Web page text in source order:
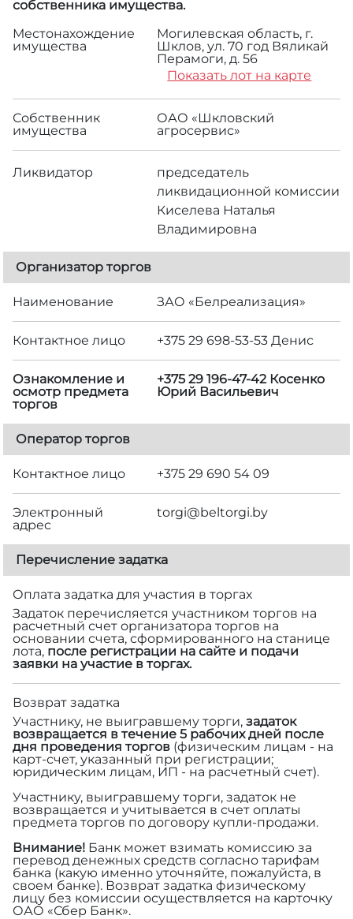
собственника имущества.
Местонахождение
имущества
Могилевская область, г.
Шклов, ул. 70 год Вяликай
Перамоги, д. 56
Показать лот на карте
Собственник
имущества
ОАО «Шкловский
агросервис»
Ликвидатор
председатель
ликвидационной комиссии
Киселева Наталья
Владимировна
Организатор торгов
Наименование ЗАО «Белреализация»
Контактное лицо +375 29 698-53-53 Денис
Ознакомление и
осмотр предмета
торгов
+375 29 196-47-42 Косенко
Юрий Васильевич
Оператор торгов
Контактное лицо +375 29 690 54 09
Электронный
адрес
torgi@beltorgi.by
Перечисление задатка
Оплата задатка для участия в торгах
Задаток перечисляется участником торгов на
расчетный счет организатора торгов на
основании счета, сформированного на станице
лота, после регистрации на сайте и подачи
заявки на участие в торгах.
Возврат задатка
Участнику, не выигравшему торги, задаток
возвращается в течение 5 рабочих дней после
дня проведения торгов (физическим лицам - на
карт-счет, указанный при регистрации;
юридическим лицам, ИП - на расчетный счет).
Участнику, выигравшему торги, задаток не
возвращается и учитывается в счет оплаты
предмета торгов по договору купли-продажи.
Внимание! Банк может взимать комиссию за
перевод денежных средств согласно тарифам
банка (какую именно уточняйте, пожалуйста, в
своем банке). Возврат задатка физическому
лицу без комиссии осуществляется на карточку
ОАО «Сбер Банк».